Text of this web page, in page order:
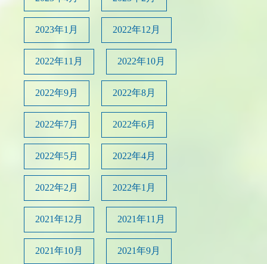
2023年1月 2022年12月
2022年11月 2022年10月
2022年9月 2022年8月
2022年7月 2022年6月
2022年5月 2022年4月
2022年2月 2022年1月
2021年12月 2021年11月
2021年10月 2021年9月